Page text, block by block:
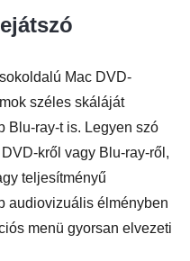
Mac DVD-
széles skáláját
Blu-ray-t is. Legyen szó
kről vagy Blu-ray-ről,
teljesítményű
audiovizuális élményben
menü gyorsan elvezeti